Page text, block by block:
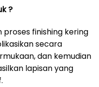
?
proses finishing kering
secara
dan kemudian
lapisan yang